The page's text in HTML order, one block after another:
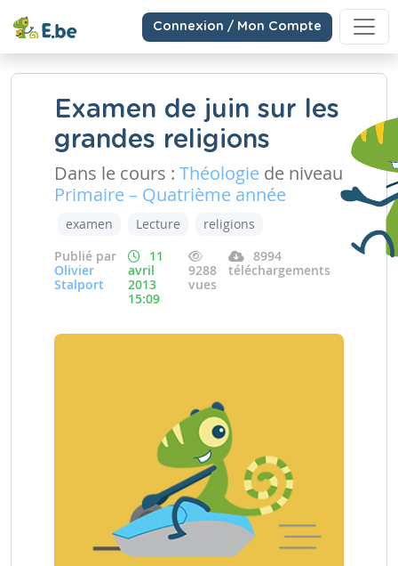
Connexion / Mon Compte
Examen de juin sur les
grandes religions
Dans le cours : Théologie de niveau
Primaire – Quatrième année
examen Lecture
religions
Publié par
Olivier
Stalport
11
avril
2013
15:09
9288
vues
8994
téléchargements